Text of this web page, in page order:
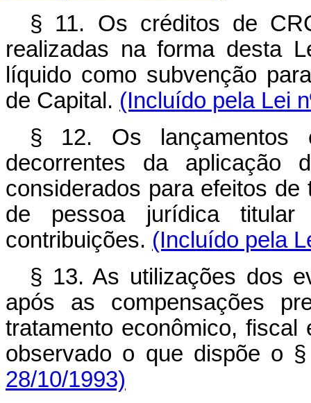
§ 11. Os créditos de
realizadas na forma desta
líquido como subvenção
de Capital. (Incluído pela Lei
§ 12. Os lançamentos
decorrentes da aplicação
considerados para efeitos
de pessoa jurídica
contribuições. (Incluído pela
§ 13. As utilizações dos
após as compensações
tratamento econômico,
observado o que dispõe o
28/10/1993)